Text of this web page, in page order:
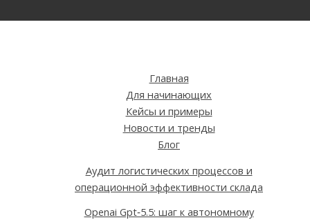
Главная
Для начинающих
Кейсы и примеры
Новости и тренды
Блог
Аудит логистических процессов и
операционной эффективности склада
Openai Gpt‑5.5: шаг к автономному